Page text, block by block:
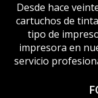
Desde hace
cartuchos de
tipo de
impresora en
servicio